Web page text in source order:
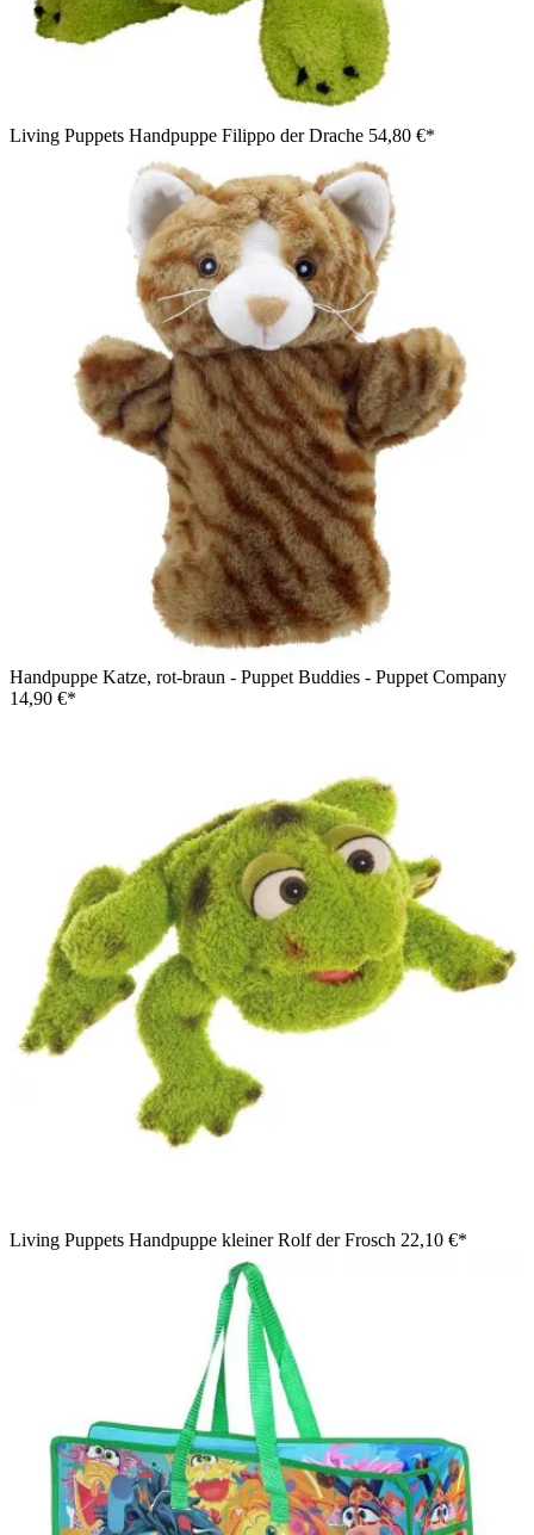
Living Puppets Handpuppe Filippo der Drache 54,80 €*
Handpuppe Katze, rot-braun - Puppet Buddies - Puppet Company
14,90 €*
Living Puppets Handpuppe kleiner Rolf der Frosch 22,10 €*